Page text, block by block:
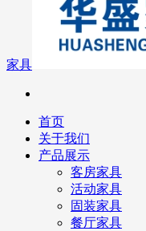
家具
首页
关于我们
产品展示
客房家具
活动家具
固装家具
餐厅家具